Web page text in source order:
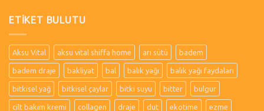
ETIKET BULUTU
Aksu Vital aksu vital shiffa home arı sütü badem
badem draje bakliyat bal balık yağı balık yağı faydaları
bitkisel yağ bitkisel çaylar bitki suyu bitter bulgur
cilt bakım kremi collagen draje dut ekotime ezme